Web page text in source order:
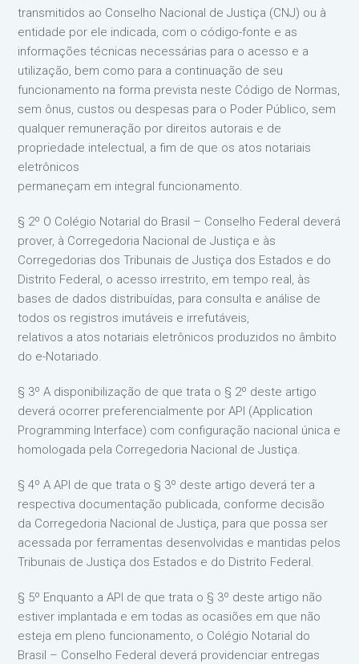
transmitidos ao Conselho Nacional de Justiça (CNJ) ou à
entidade por ele indicada, com o código-fonte e as
informações técnicas necessárias para o acesso e a
utilização, bem como para a continuação de seu
funcionamento na forma prevista neste Código de Normas,
sem ônus, custos ou despesas para o Poder Público, sem
qualquer remuneração por direitos autorais e de
propriedade intelectual, a fim de que os atos notariais
eletrônicos
permaneçam em integral funcionamento.
§ 2º O Colégio Notarial do Brasil – Conselho Federal deverá
prover, à Corregedoria Nacional de Justiça e às
Corregedorias dos Tribunais de Justiça dos Estados e do
Distrito Federal, o acesso irrestrito, em tempo real, às
bases de dados distribuídas, para consulta e análise de
todos os registros imutáveis e irrefutáveis,
relativos a atos notariais eletrônicos produzidos no âmbito
do e-Notariado.
§ 3º A disponibilização de que trata o § 2º deste artigo
deverá ocorrer preferencialmente por API (Application
Programming Interface) com configuração nacional única e
homologada pela Corregedoria Nacional de Justiça.
§ 4º A API de que trata o § 3º deste artigo deverá ter a
respectiva documentação publicada, conforme decisão
da Corregedoria Nacional de Justiça, para que possa ser
acessada por ferramentas desenvolvidas e mantidas pelos
Tribunais de Justiça dos Estados e do Distrito Federal.
§ 5º Enquanto a API de que trata o § 3º deste artigo não
estiver implantada e em todas as ocasiões em que não
esteja em pleno funcionamento, o Colégio Notarial do
Brasil – Conselho Federal deverá providenciar entregas